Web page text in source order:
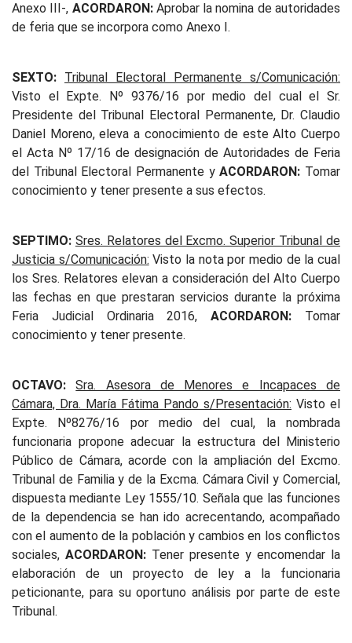
Anexo III-, ACORDARON:Aprobar la nomina de autoridades
de feria que se incorpora como Anexo I.
SEXTO: Tribunal Electoral Permanente s/Comunicación:
Visto el Expte. Nº 9376/16 por medio del cual el Sr.
Presidente del Tribunal Electoral Permanente, Dr. Claudio
Daniel Moreno, eleva a conocimiento de este Alto Cuerpo
el Acta Nº 17/16 de designación de Autoridades de Feria
del Tribunal Electoral Permanente yACORDARON: Tomar
conocimiento y tener presente a sus efectos.
SEPTIMO: Sres. Relatores del Excmo. Superior Tribunal de
Justicia s/Comunicación: Visto la nota por medio de la cual
los Sres. Relatores elevan a consideración del Alto Cuerpo
las fechas en que prestaran servicios durante la próxima
Feria Judicial Ordinaria 2016,ACORDARON: Tomar
conocimiento y tener presente.
OCTAVO:
Sra. Asesora de Menores e Incapaces de
Cámara, Dra. María Fátima Pando s/Presentación: Visto el
Expte. Nº8276/16 por medio del cual, la nombrada
funcionaria propone adecuar la estructura del Ministerio
Público de Cámara, acorde con la ampliación del Excmo.
Tribunal de Familia y de la Excma. Cámara Civil y Comercial,
dispuesta mediante Ley 1555/10. Señala que las funciones
de la dependencia se han ido acrecentando, acompañado
con el aumento de la población y cambios en los conflictos
sociales, ACORDARON: Tener presente y encomendar la
elaboración de un proyecto de ley a la funcionaria
peticionante, para su oportuno análisis por parte de este
Tribunal.